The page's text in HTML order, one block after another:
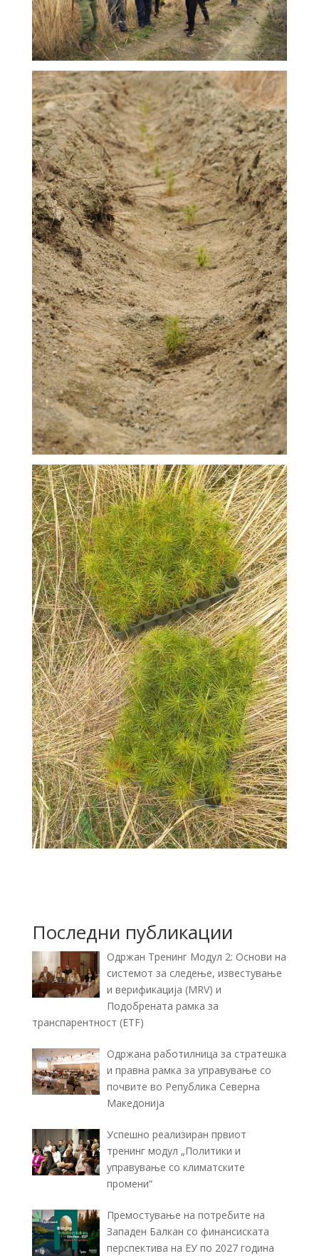
Последни публикации
Одржан Тренинг Модул 2: Основи на
системот за следење, известување
и верификација (MRV) и
Подобрената рамка за
транспарентност (ETF)
Одржана работилница за стратешка
и правна рамка за управување со
почвите во Република Северна
Македонија
Успешно реализиран првиот
тренинг модул „Политики и
управување со климатските
промени“
Премостување на потребите на
Западен Балкан со финансиската
перспектива на ЕУ по 2027 година